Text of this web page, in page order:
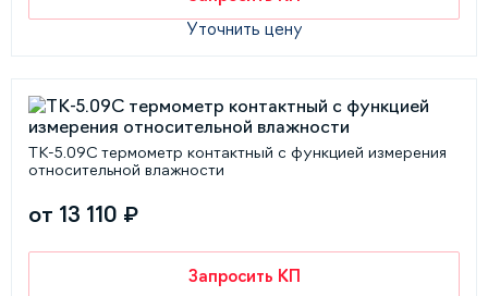
Уточнить цену
ТК-5.09С термометр контактный с функцией измерения
относительной влажности
от 13 110 ₽
Запросить КП